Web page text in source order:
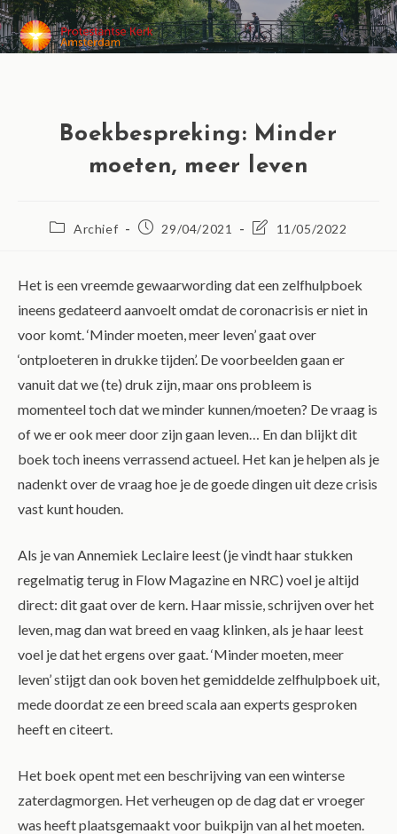
MENU
Boekbespreking: Minder
moeten, meer leven
Archief 29/04/2021 11/05/2022
Het is een vreemde gewaarwording dat een zelfhulpboek
ineens gedateerd aanvoelt omdat de coronacrisis er niet in
voor komt. ‘Minder moeten, meer leven’ gaat over
‘ontploeteren in drukke tijden’. De voorbeelden gaan er
vanuit dat we (te) druk zijn, maar ons probleem is
momenteel toch dat we minder kunnen/moeten? De vraag is
of we er ook meer door zijn gaan leven… En dan blijkt dit
boek toch ineens verrassend actueel. Het kan je helpen als je
nadenkt over de vraag hoe je de goede dingen uit deze crisis
vast kunt houden.
Als je van Annemiek Leclaire leest (je vindt haar stukken
regelmatig terug in Flow Magazine en NRC) voel je altijd
direct: dit gaat over de kern. Haar missie, schrijven over het
leven, mag dan wat breed en vaag klinken, als je haar leest
voel je dat het ergens over gaat. ‘Minder moeten, meer
leven’ stijgt dan ook boven het gemiddelde zelfhulpboek uit,
mede doordat ze een breed scala aan experts gesproken
heeft en citeert.
Het boek opent met een beschrijving van een winterse
zaterdagmorgen. Het verheugen op de dag dat er vroeger
was heeft plaatsgemaakt voor buikpijn van al het moeten.